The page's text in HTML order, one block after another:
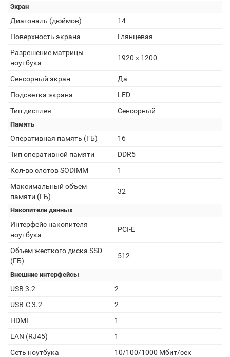
Экран
Диагональ (дюймов)
14
Поверхность экрана
Глянцевая
Разрешение матрицы
ноутбука
1920 x 1200
Сенсорный экран
Да
Подсветка экрана
LED
Тип дисплея
Сенсорный
Память
Оперативная память (ГБ)
16
Тип оперативной памяти
DDR5
Кол-во слотов SODIMM
1
Максимальный объем
памяти (ГБ)
32
Накопители данных
Интерфейс накопителя
ноутбука
PCI-E
Объем жесткого диска SSD
(ГБ)
512
Внешние интерфейсы
USB 3.2
2
USB-C 3.2
2
HDMI
1
LAN (RJ45)
1
Сеть ноутбука
10/100/1000 Мбит/сек